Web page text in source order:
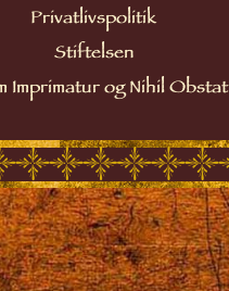
Privatlivspolitik
Stiftelsen
Imprimatur og Nihil Obstat